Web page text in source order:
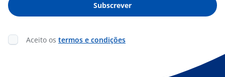
Aceito os termos e condições